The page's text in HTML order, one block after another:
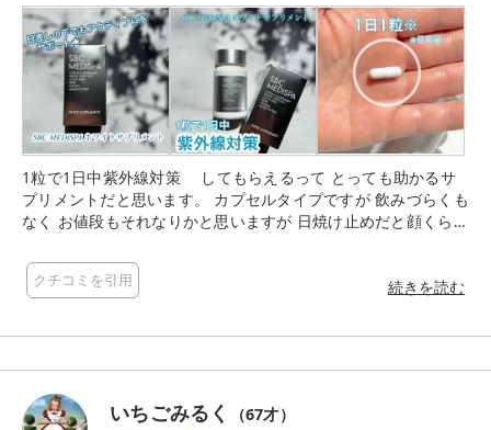
1粒で1日中紫外線対策 してもらえるって とっても助かるサ
プリメントだと思います。 カプセルタイプですが 飲みづらくも
なく お値段もそれなりかと思いますが 日焼け止めだと顔くらい
てアプローチしてもらえるのは大いに助かります。
クチコミを引用 続きを読む
いちごみるく （67才）